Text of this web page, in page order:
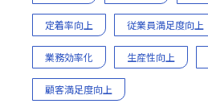
定着率向上 従業員満足度向上
業務効率化 生産性向上
顧客満足度向上